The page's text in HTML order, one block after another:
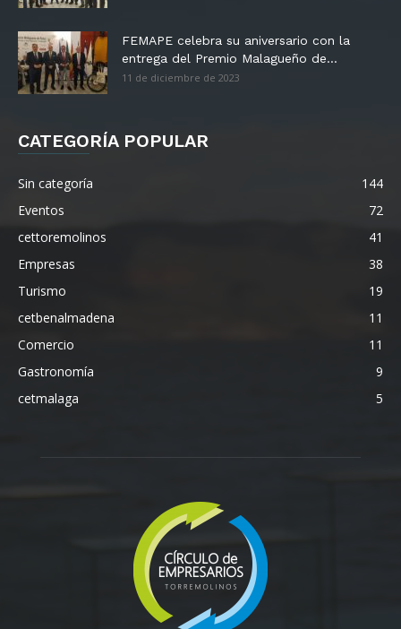
FEMAPE celebra su aniversario con la
entrega del Premio Malagueño de...
11 de diciembre de 2023
CATEGORÍA POPULAR
Sin categoría
144
Eventos
72
cettoremolinos
41
Empresas
38
Turismo
19
cetbenalmadena
11
Comercio
11
Gastronomía
9
cetmalaga
5